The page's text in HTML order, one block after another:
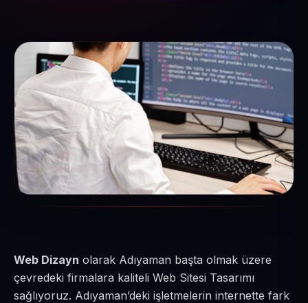
Web Dizayn olarak Adıyaman başta olmak üzere
çevredeki firmalara kaliteli Web Sitesi Tasarımı
sağlıyoruz. Adıyaman’deki işletmelerin internette fark